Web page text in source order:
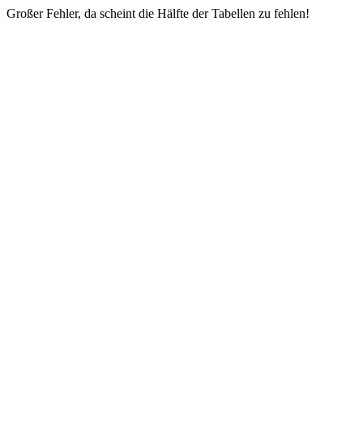
Großer Fehler, da scheint die Hälfte der Tabellen zu fehlen!